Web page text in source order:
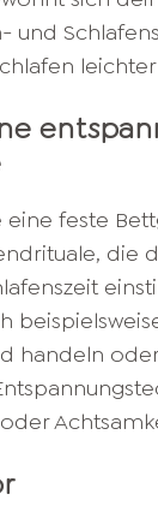
und
eine feste
die
handeln